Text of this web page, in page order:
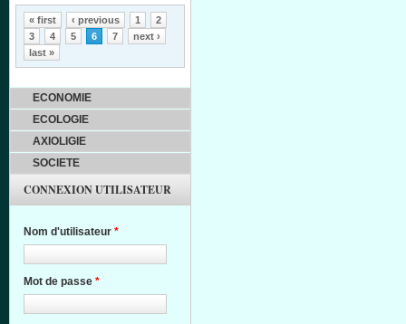
Pages
« first ‹ previous 1
2
3
4 5 6 7
next ›
last »
ECONOMIE
ECOLOGIE
AXIOLIGIE
SOCIETE
CONNEXION UTILISATEUR
Nom d'utilisateur *
Mot de passe *